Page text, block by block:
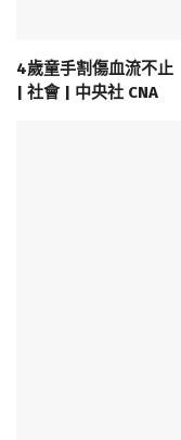
4歲童手割傷血流不
| 社會 | 中央社 CNA